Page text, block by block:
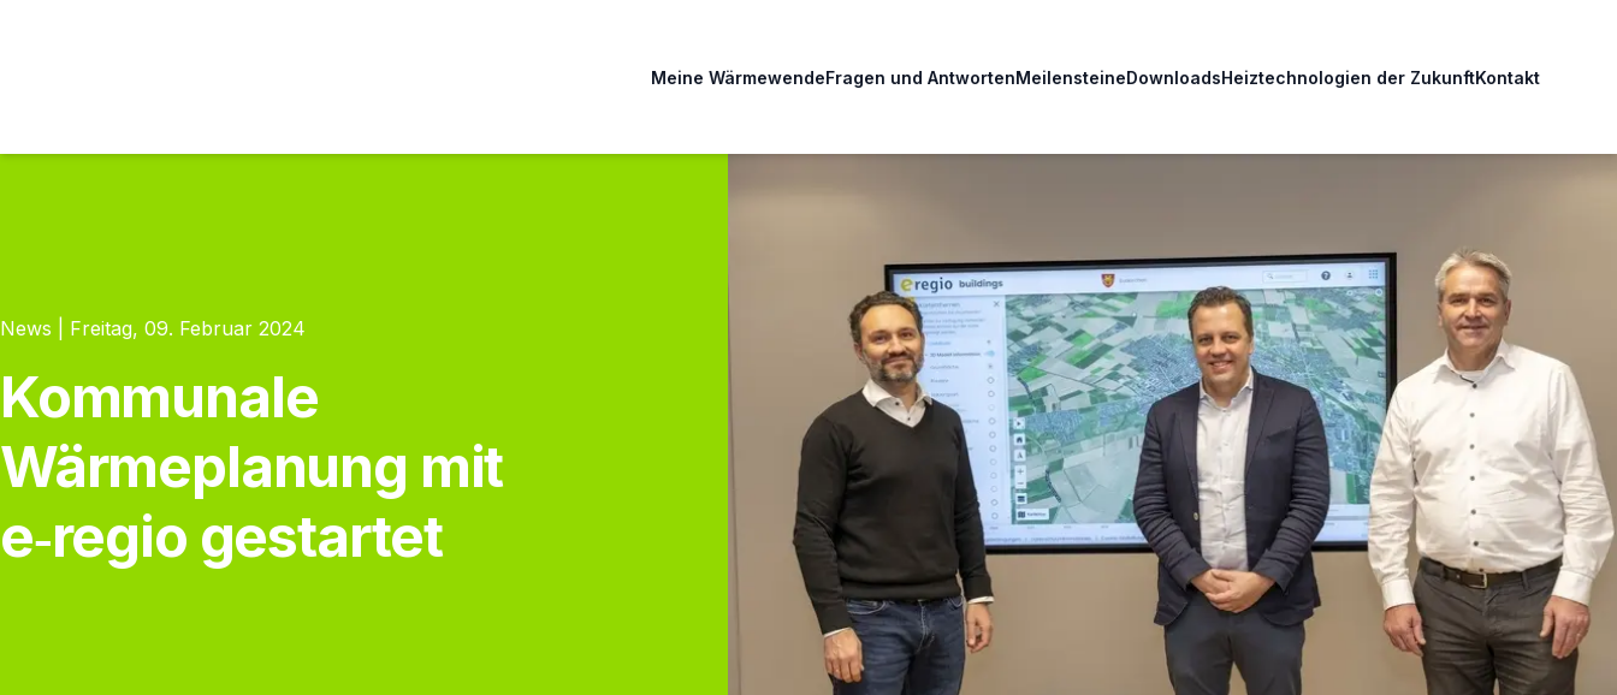
Meine WärmewendeFragen und AntwortenMeilensteineDownloadsHeiztechnologien der ZukunftKontakt
News | Freitag, 09. Februar 2024
Kommunale
Wärmeplanung mit
e‑regio gestartet